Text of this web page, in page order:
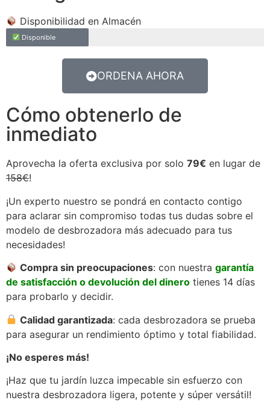
Disponibilidad en Almacén
Disponible
ORDENA AHORA
Cómo obtenerlo de
inmediato
Aprovecha la oferta exclusiva por solo 79€ en lugar de
158€!
¡Un experto nuestro se pondrá en contacto contigo
para aclarar sin compromiso todas tus dudas sobre el
modelo de desbrozadora más adecuado para tus
necesidades!
Compra sin preocupaciones: con nuestragarantía
de satisfacción o devolución del dinero tienes 14 días
para probarlo y decidir.
Calidad garantizada: cada desbrozadora se prueba
para asegurar un rendimiento óptimo y total fiabilidad.
¡No esperes más!
¡Haz que tu jardín luzca impecable sin esfuerzo con
nuestra desbrozadora ligera, potente y súper versátil!